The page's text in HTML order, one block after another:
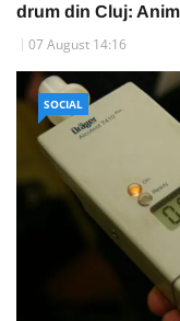
drum din Cluj:
07 August 14:16
SOCIAL